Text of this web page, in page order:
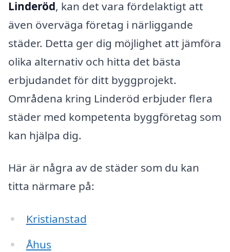
Linderöd, kan det vara fördelaktigt att
även överväga företag i närliggande
städer. Detta ger dig möjlighet att jämföra
olika alternativ och hitta det bästa
erbjudandet för ditt byggprojekt.
Områdena kring Linderöd erbjuder flera
städer med kompetenta byggföretag som
kan hjälpa dig.
Här är några av de städer som du kan
titta närmare på:
Kristianstad
Åhus